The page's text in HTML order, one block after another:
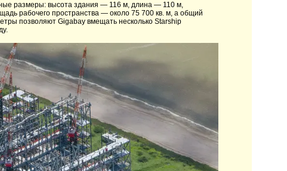
размеры: высота здания — 116 м, длина — 110 м,
рабочего пространства — около 75 700 кв. м, а общий
позволяют Gigabay вмещать несколько Starship